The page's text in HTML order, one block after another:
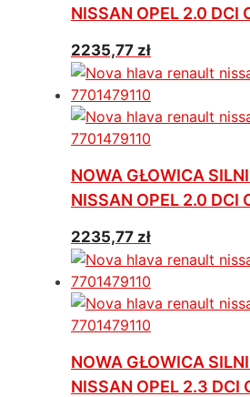
NISSAN OPEL 2.0 DCI
2235,77 zł
NOWA GŁOWICA
NISSAN OPEL 2.0 DCI
2235,77 zł
NOWA GŁOWICA
NISSAN OPEL 2.3 DCI